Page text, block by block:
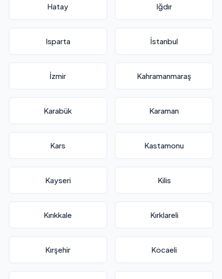
Hatay Iğdır
Isparta İstanbul
İzmir Kahramanmaraş
Karabük Karaman
Kars Kastamonu
Kayseri Kilis
Kırıkkale Kırklareli
Kırşehir Kocaeli